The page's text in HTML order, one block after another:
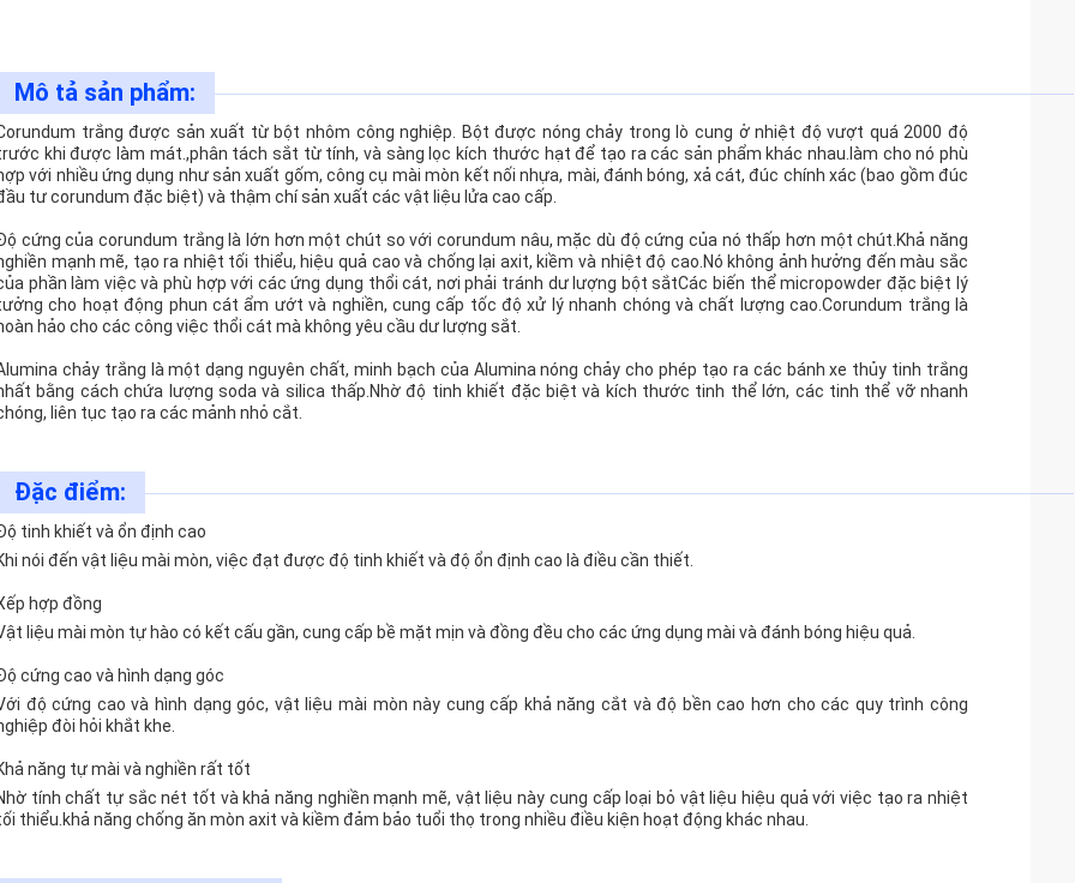
Mô tả sản phẩm:
trắng được sản xuất từ bột nhôm công nghiệp. Bột được nóng chảy trong lò cung ở nhiệt độ vượt quá 2000 độ
khi được làm mát.,phân tách sắt từ tính, và sàng lọc kích thước hạt để tạo ra các sản phẩm khác nhau.làm cho nó phù
với nhiều ứng dụng như sản xuất gốm, công cụ mài mòn kết nối nhựa, mài, đánh bóng, xả cát, đúc chính xác (bao gồm đúc
tư corundum đặc biệt) và thậm chí sản xuất các vật liệu lửa cao cấp.
cứng của corundum trắng là lớn hơn một chút so với corundum nâu, mặc dù độ cứng của nó thấp hơn một chút.Khả năng
mạnh mẽ, tạo ra nhiệt tối thiểu, hiệu quả cao và chống lại axit, kiềm và nhiệt độ cao.Nó không ảnh hưởng đến màu sắc
phần làm việc và phù hợp với các ứng dụng thổi cát, nơi phải tránh dư lượng bột sắtCác biến thể micropowder đặc biệt lý
cho hoạt động phun cát ẩm ướt và nghiền, cung cấp tốc độ xử lý nhanh chóng và chất lượng cao.Corundum trắng là
hảo cho các công việc thổi cát mà không yêu cầu dư lượng sắt.
chảy trắng là một dạng nguyên chất, minh bạch của Alumina nóng chảy cho phép tạo ra các bánh xe thủy tinh trắng
bằng cách chứa lượng soda và silica thấp.Nhờ độ tinh khiết đặc biệt và kích thước tinh thể lớn, các tinh thể vỡ nhanh
liên tục tạo ra các mảnh nhỏ cắt.
Đặc điểm:
tinh khiết và ổn định cao
nói đến vật liệu mài mòn, việc đạt được độ tinh khiết và độ ổn định cao là điều cần thiết.
hợp đồng
liệu mài mòn tự hào có kết cấu gần, cung cấp bề mặt mịn và đồng đều cho các ứng dụng mài và đánh bóng hiệu quả.
cứng cao và hình dạng góc
độ cứng cao và hình dạng góc, vật liệu mài mòn này cung cấp khả năng cắt và độ bền cao hơn cho các quy trình công
đòi hỏi khắt khe.
năng tự mài và nghiền rất tốt
tính chất tự sắc nét tốt và khả năng nghiền mạnh mẽ, vật liệu này cung cấp loại bỏ vật liệu hiệu quả với việc tạo ra nhiệt
thiểu.khả năng chống ăn mòn axit và kiềm đảm bảo tuổi thọ trong nhiều điều kiện hoạt động khác nhau.